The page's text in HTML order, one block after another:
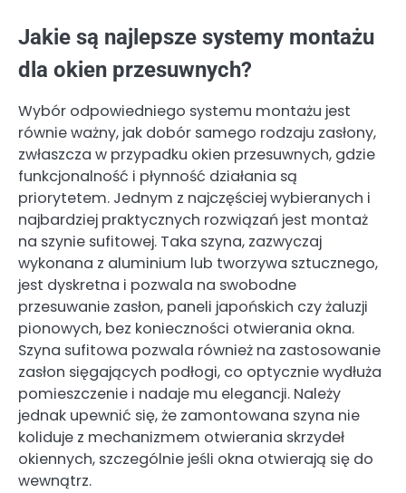
Jakie są najlepsze systemy montażu
dla okien przesuwnych?
Wybór odpowiedniego systemu montażu jest
równie ważny, jak dobór samego rodzaju zasłony,
zwłaszcza w przypadku okien przesuwnych, gdzie
funkcjonalność i płynność działania są
priorytetem. Jednym z najczęściej wybieranych i
najbardziej praktycznych rozwiązań jest montaż
na szynie sufitowej. Taka szyna, zazwyczaj
wykonana z aluminium lub tworzywa sztucznego,
jest dyskretna i pozwala na swobodne
przesuwanie zasłon, paneli japońskich czy żaluzji
pionowych, bez konieczności otwierania okna.
Szyna sufitowa pozwala również na zastosowanie
zasłon sięgających podłogi, co optycznie wydłuża
pomieszczenie i nadaje mu elegancji. Należy
jednak upewnić się, że zamontowana szyna nie
koliduje z mechanizmem otwierania skrzydeł
okiennych, szczególnie jeśli okna otwierają się do
wewnątrz.